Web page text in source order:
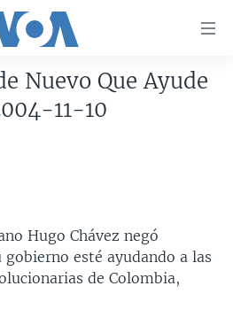
RUSIA
LATINA
Nuevo Que Ayude
11-10
Hugo Chávez negó
gobierno esté ayudando a las
de Colombia,